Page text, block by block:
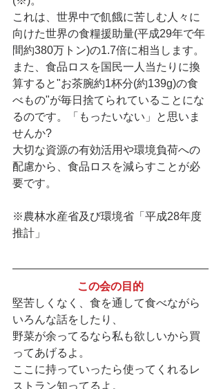
これは、世界中で飢餓に苦しむ人々に
向けた世界の食糧援助量(平成29年で年
間約380万トン)の1.7倍に相当します。
また、食品ロスを国民一人当たりに換
算すると"お茶腕約1杯分(約139g)の食
べもの"が毎日捨てられていることにな
るのです。「もったいない」と思いま
せんか?
大切な資源の有効活用や環境負荷への
配慮から、食品ロスを減らすことが必
要です。
※農林水産省及び環境省「平成28年度
推計」
この会の目的
堅苦しくなく、食を通して食べながら
いろんな話をしたり、
野菜が余ってるなら私も欲しいから買
ってあげるよ。
ここに持っていったら使ってくれるレ
ストラン知ってるよ。